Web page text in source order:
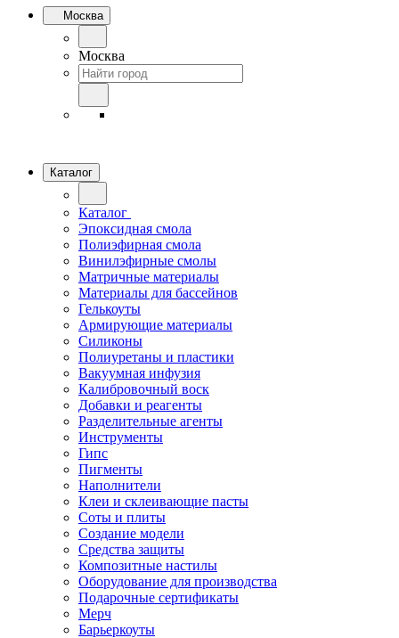
Москва
Москва
Каталог
Каталог
Эпоксидная смола
Полиэфирная смола
Винилэфирные смолы
Матричные материалы
Материалы для бассейнов
Гелькоуты
Армирующие материалы
Силиконы
Полиуретаны и пластики
Вакуумная инфузия
Калибровочный воск
Добавки и реагенты
Разделительные агенты
Инструменты
Гипс
Пигменты
Наполнители
Клеи и склеивающие пасты
Соты и плиты
Создание модели
Средства защиты
Композитные настилы
Оборудование для производства
Подарочные сертификаты
Мерч
Барьеркоуты